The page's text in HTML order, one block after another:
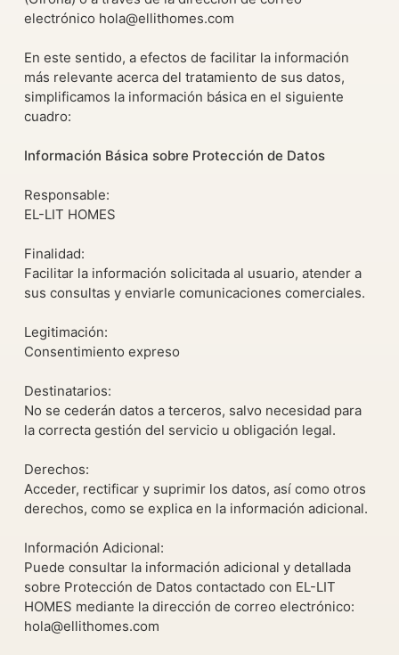
electrónico hola@ellithomes.com
En este sentido, a efectos de facilitar la información
más relevante acerca del tratamiento de sus datos,
simplificamos la información básica en el siguiente
cuadro:
Información Básica sobre Protección de Datos
Responsable:
EL-LIT HOMES
Finalidad:
Facilitar la información solicitada al usuario, atender a
sus consultas y enviarle comunicaciones comerciales.
Legitimación:
Consentimiento expreso
Destinatarios:
No se cederán datos a terceros, salvo necesidad para
la correcta gestión del servicio u obligación legal.
Derechos:
Acceder, rectificar y suprimir los datos, así como otros
derechos, como se explica en la información adicional.
Información Adicional:
Puede consultar la información adicional y detallada
sobre Protección de Datos contactado con EL-LIT
HOMES mediante la dirección de correo electrónico:
hola@ellithomes.com